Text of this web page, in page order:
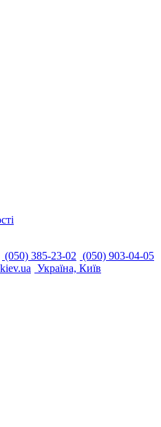
(050) 385-23-02 (050) 903-04-05
Україна, Київ